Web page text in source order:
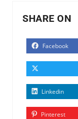
SHARE ON
Facebook
Linkedin
Pinterest